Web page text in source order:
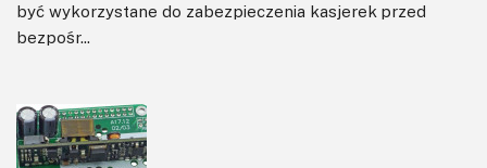
być wykorzystane do zabezpieczenia kasjerek przed
bezpośr...